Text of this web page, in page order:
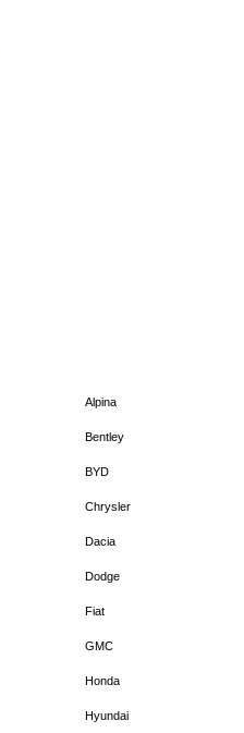
Alpina
Bentley
BYD
Chrysler
Dacia
Dodge
Fiat
GMC
Honda
Hyundai